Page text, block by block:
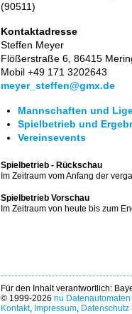
(90511)
Kontaktadresse
Steffen Meyer
Flößerstraße 6, 86415
Mobil +49 171 3202643
meyer_steffen@gmx.de
Mannschaften und
Spielbetrieb und
Vereinsevents
Spielbetrieb - Rückschau
Im Zeitraum vom Anfang der
Spielbetrieb Vorschau
Im Zeitraum von heute bis zum
Für den Inhalt verantwortlich:
© 1999-2026 nu
Kontakt, Impressum, Datenschutz